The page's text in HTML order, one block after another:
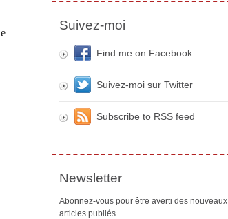
Suivez-moi
Find me on Facebook
Suivez-moi sur Twitter
Subscribe to RSS feed
Newsletter
Abonnez-vous pour être averti des nouveaux
articles publiés.